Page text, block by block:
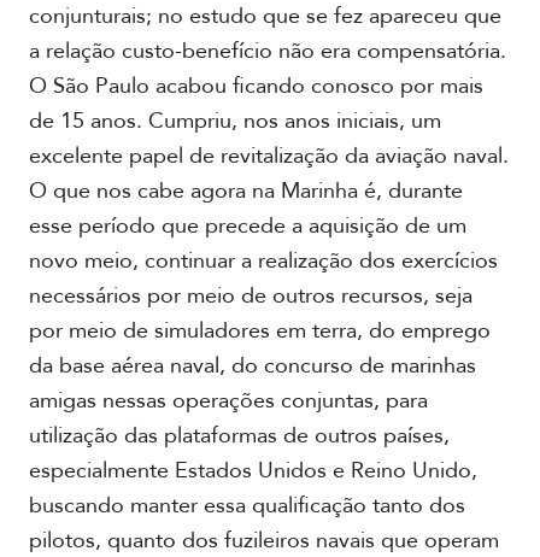
conjunturais; no estudo que se fez apareceu que
a relação custo-benefício não era compensatória.
O São Paulo acabou ficando conosco por mais
de 15 anos. Cumpriu, nos anos iniciais, um
excelente papel de revitalização da aviação naval.
O que nos cabe agora na Marinha é, durante
esse período que precede a aquisição de um
novo meio, continuar a realização dos exercícios
necessários por meio de outros recursos, seja
por meio de simuladores em terra, do emprego
da base aérea naval, do concurso de marinhas
amigas nessas operações conjuntas, para
utilização das plataformas de outros países,
especialmente Estados Unidos e Reino Unido,
buscando manter essa qualificação tanto dos
pilotos, quanto dos fuzileiros navais que operam